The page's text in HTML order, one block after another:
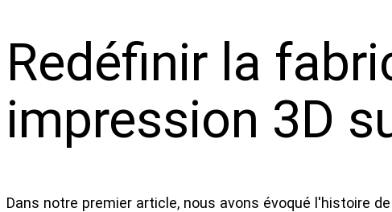
Redéfinir la
impression 3D
Dans notre premier article, nous avons évoqué l'histoire